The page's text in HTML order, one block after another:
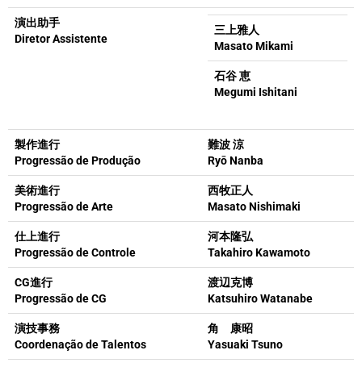
演出助手
Diretor Assistente
三上雅人
Masato Mikami
石谷 恵
Megumi Ishitani
製作進行
Progressão de Produção
難波 涼
Ryō Nanba
美術進行
Progressão de Arte
西牧正人
Masato Nishimaki
仕上進行
Progressão de Controle
河本隆弘
Takahiro Kawamoto
CG進行
Progressão de CG
渡辺克博
Katsuhiro Watanabe
演技事務
Coordenação de Talentos
角 康昭
Yasuaki Tsuno